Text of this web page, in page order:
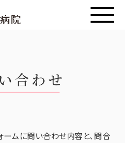
合わせ
ムに問い合わせ内容と、問合